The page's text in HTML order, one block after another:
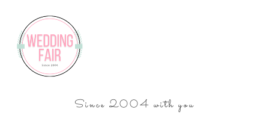
Since 2004 with you